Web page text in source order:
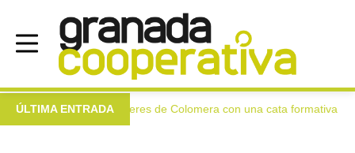
ÚLTIMA ENTRADA
extra a las mujeres de Colomera con una cata formativa